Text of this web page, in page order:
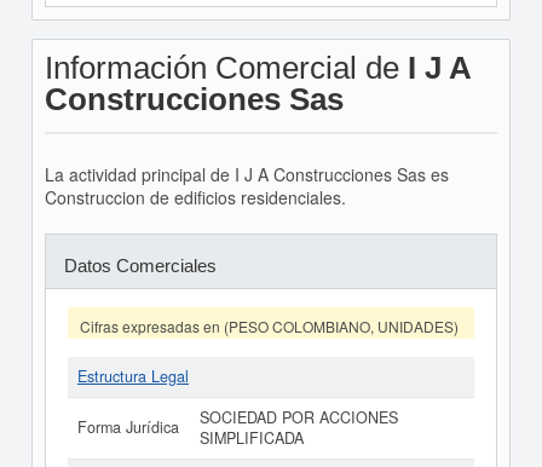
Información Comercial de I J A
Construcciones Sas
La actividad principal de I J A Construcciones Sas es
Construccion de edificios residenciales.
Datos Comerciales
Cifras expresadas en (PESO COLOMBIANO, UNIDADES)
Estructura Legal
Forma Jurídica
SOCIEDAD POR ACCIONES
SIMPLIFICADA